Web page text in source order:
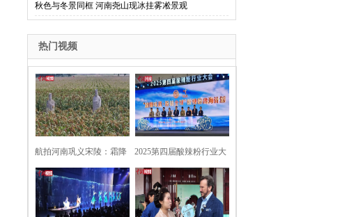
秋色与冬景同框 河南尧山现冰挂雾凇景观
热门视频
航拍河南巩义宋陵：霜降
时节高粱红
2025第四届酸辣粉行业大
会在河南开封举行